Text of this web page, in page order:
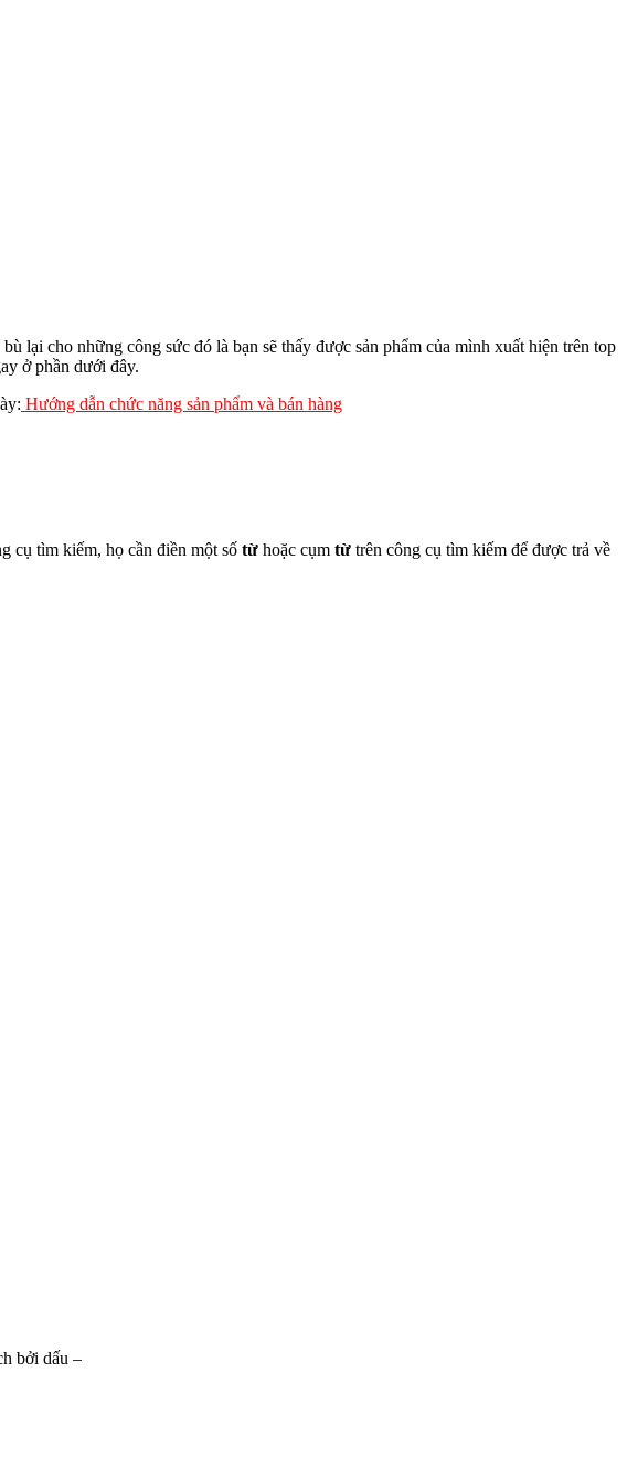
lại cho những công sức đó là bạn sẽ thấy được sản phẩm của mình xuất hiện trên top
ở phần dưới đây.
Hướng dẫn chức năng sản phẩm và bán hàng
cụ tìm kiếm, họ cần điền một số từ hoặc cụm từ trên công cụ tìm kiếm để được trả về
bởi dấu –